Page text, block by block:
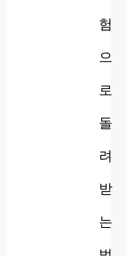
험
으
로
돌
려
받
는